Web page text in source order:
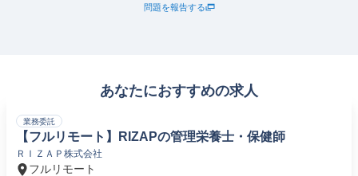
問題を報告する
あなたにおすすめの求人
業務委託
【フルリモート】RIZAPの管理栄養士・保健師
ＲＩＺＡＰ株式会社
フルリモート